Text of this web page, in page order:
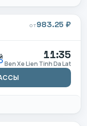
ОТ983.25 ₽
11:35
Ben Xe Lien Tinh Da Lat